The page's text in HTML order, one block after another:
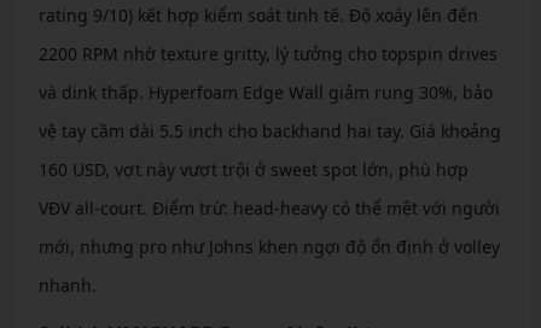
rating 9/10) kết hợp kiểm soát tinh tế. Độ xoáy lên đến
2200 RPM nhờ texture gritty, lý tưởng cho topspin drives
và dink thấp. Hyperfoam Edge Wall giảm rung 30%, bảo
vệ tay cầm dài 5.5 inch cho backhand hai tay. Giá khoảng
160 USD, vợt này vượt trội ở sweet spot lớn, phù hợp
VĐV all-court. Điểm trừ: head-heavy có thể mệt với người
mới, nhưng pro như Johns khen ngợi độ ổn định ở volley
nhanh.